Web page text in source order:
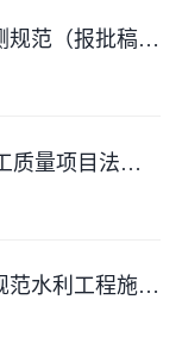
广东省标准建筑地基基础检测规范（报批稿正文附录）-会议讨论
B32T 2707-2014 水利工程施工质量项目法人委托检测规范
水利工程施工质量监理检测规范水利工程施工质量监理检测规范